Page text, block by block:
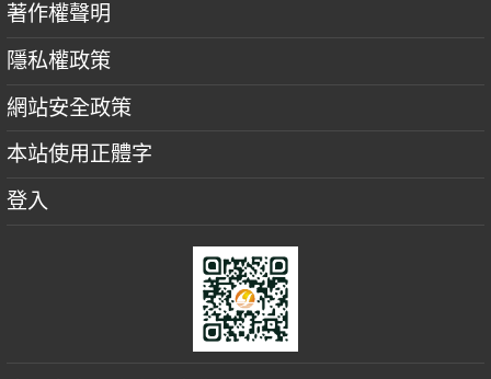
著作權聲明
隱私權政策
網站安全政策
本站使用正體字
登入